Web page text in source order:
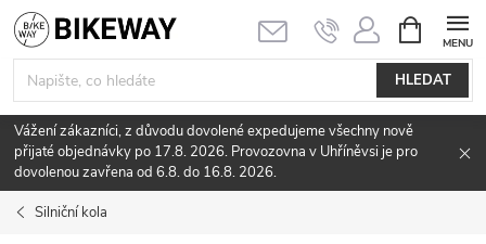
Přejít
na
obsah
HLEDAT
NÁKUPNÍ
KOŠÍK
Vážení zákazníci, z důvodu dovolené expedujeme všechny nově
přijaté objednávky po 17.8. 2026. Provozovna v Uhříněvsi je pro
dovolenou zavřena od 6.8. do 16.8. 2026.
Silniční kola